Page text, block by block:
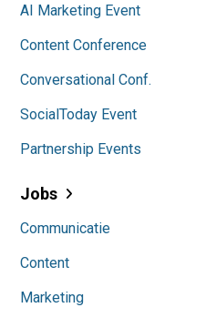
AI Marketing Event
Content Conference
Conversational Conf.
SocialToday Event
Partnership Events
Jobs
Communicatie
Content
Marketing